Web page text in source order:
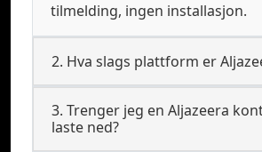
tilmelding, ingen installasjon.
2. Hva slags plattform er
3. Trenger jeg en Aljazeera
laste ned?